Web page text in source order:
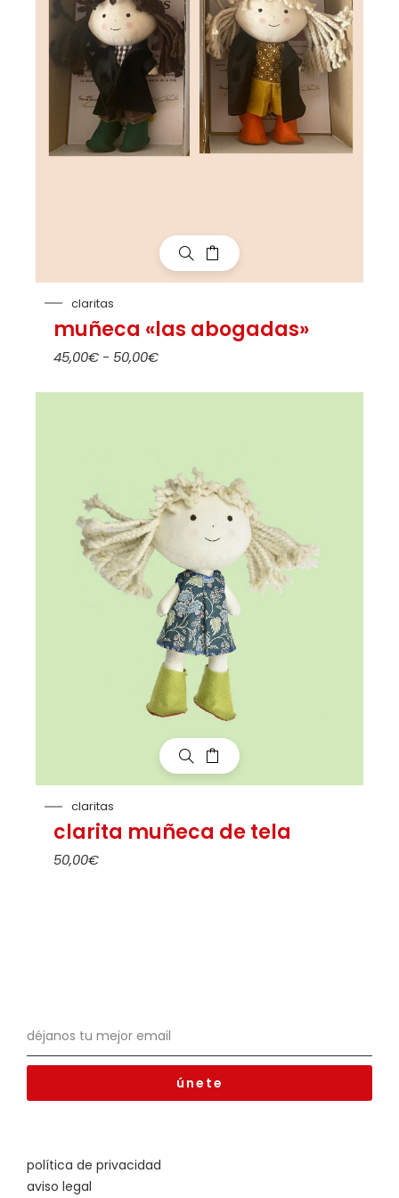
claritas
muñeca «las abogadas»
45,00€ - 50,00€
claritas
clarita muñeca de tela
50,00€
política de privacidad
aviso legal
únete